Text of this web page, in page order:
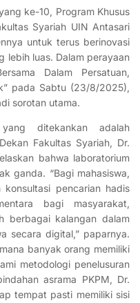
ke-10, Program Khusus
Syariah UIN Antasari
untuk terus berinovasi
lebih luas. Dalam perayaan
Dalam Persatuan,
pada Sabtu (23/8/2025),
sorotan utama.
ditekankan adalah
Fakultas Syariah, Dr.
bahwa laboratorium
ganda. “Bagi mahasiswa,
pencarian hadis
bagi masyarakat,
berbagai kalangan dalam
secara digital,” paparnya.
banyak orang memiliki
metodologi penelusuran
asrama PKPM, Dr.
tempat pasti memiliki sisi